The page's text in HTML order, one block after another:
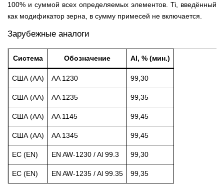
100% и суммой всех определяемых элементов. Ti, введённый
как модификатор зерна, в сумму примесей не включается.
Зарубежные аналоги
Система Обозначение Al, % (мин.)
США (AA) AA 1230 99,30
США (AA) AA 1235 99,35
США (AA) AA 1145 99,45
США (AA) AA 1345 99,45
ЕС (EN) EN AW-1230 / Al 99.3 99,30
ЕС (EN) EN AW-1235 / Al 99.35 99,35